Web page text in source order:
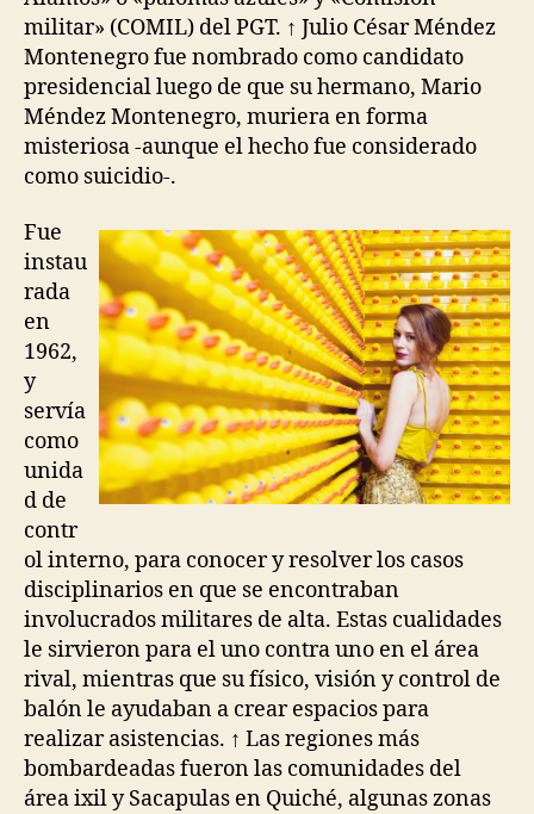
militar» (COMIL) del PGT. ↑ Julio César Méndez
Montenegro fue nombrado como candidato
presidencial luego de que su hermano, Mario
Méndez Montenegro, muriera en forma
misteriosa -aunque el hecho fue considerado
como suicidio-.
Fue
instau
rada
en
1962,
y
servía
como
unida
d de
contr
ol interno, para conocer y resolver los casos
disciplinarios en que se encontraban
involucrados militares de alta. Estas cualidades
le sirvieron para el uno contra uno en el área
rival, mientras que su físico, visión y control de
balón le ayudaban a crear espacios para
realizar asistencias. ↑ Las regiones más
bombardeadas fueron las comunidades del
área ixil y Sacapulas en Quiché, algunas zonas